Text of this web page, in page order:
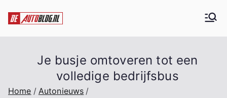
naar
Je busje omtoveren tot een
volledige bedrijfsbus
Home
Autonieuws